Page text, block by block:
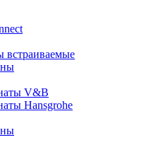
встраиваемые
V&B
Hansgrohe